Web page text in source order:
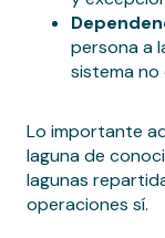
persona a
sistema no
Lo importante
laguna de
lagunas
operaciones sí.